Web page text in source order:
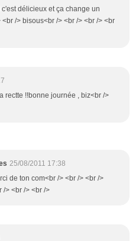
c'est délicieux et ça change un
/> bisous<br /> <br /> <br /> <br
rectte !!bonne journée , biz<br />
25/08/2011 17:38
de ton com<br /> <br /> <br />
/> <br /> <br />